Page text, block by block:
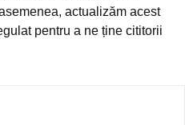
actualizăm acest
pentru a ne ține cititorii